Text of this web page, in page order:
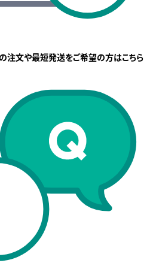
注文や最短発送をご希望の方はこちら